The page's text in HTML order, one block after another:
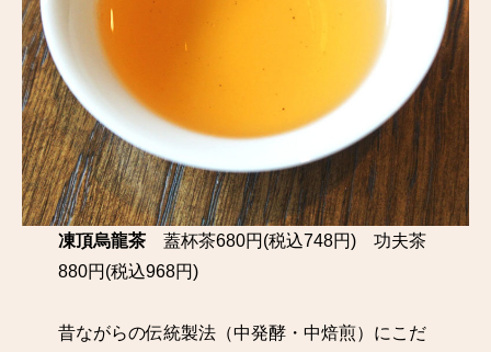
凍頂烏龍茶蓋杯茶680円(税込748円) 功夫茶
880円(税込968円)
昔ながらの伝統製法（中発酵・中焙煎）にこだ